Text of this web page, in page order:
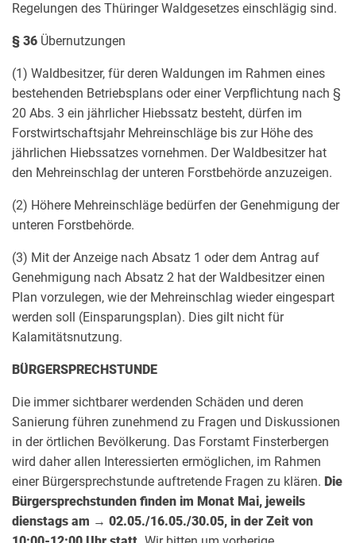
Regelungen des Thüringer Waldgesetzes einschlägig sind.
§ 36 Übernutzungen
(1) Waldbesitzer, für deren Waldungen im Rahmen eines
bestehenden Betriebsplans oder einer Verpflichtung nach §
20 Abs. 3 ein jährlicher Hiebssatz besteht, dürfen im
Forstwirtschaftsjahr Mehreinschläge bis zur Höhe des
jährlichen Hiebssatzes vornehmen. Der Waldbesitzer hat
den Mehreinschlag der unteren Forstbehörde anzuzeigen.
(2) Höhere Mehreinschläge bedürfen der Genehmigung der
unteren Forstbehörde.
(3) Mit der Anzeige nach Absatz 1 oder dem Antrag auf
Genehmigung nach Absatz 2 hat der Waldbesitzer einen
Plan vorzulegen, wie der Mehreinschlag wieder eingespart
werden soll (Einsparungsplan). Dies gilt nicht für
Kalamitätsnutzung.
BÜRGERSPRECHSTUNDE
Die immer sichtbarer werdenden Schäden und deren
Sanierung führen zunehmend zu Fragen und Diskussionen
in der örtlichen Bevölkerung. Das Forstamt Finsterbergen
wird daher allen Interessierten ermöglichen, im Rahmen
einer Bürgersprechstunde auftretende Fragen zu klären. Die
Bürgersprechstunden finden im Monat Mai, jeweils
dienstags am → 02.05./16.05./30.05, in der Zeit von